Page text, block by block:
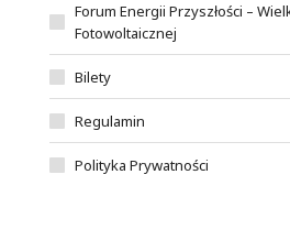
Forum Energii Przyszłości –
Fotowoltaicznej
Bilety
Regulamin
Polityka Prywatności